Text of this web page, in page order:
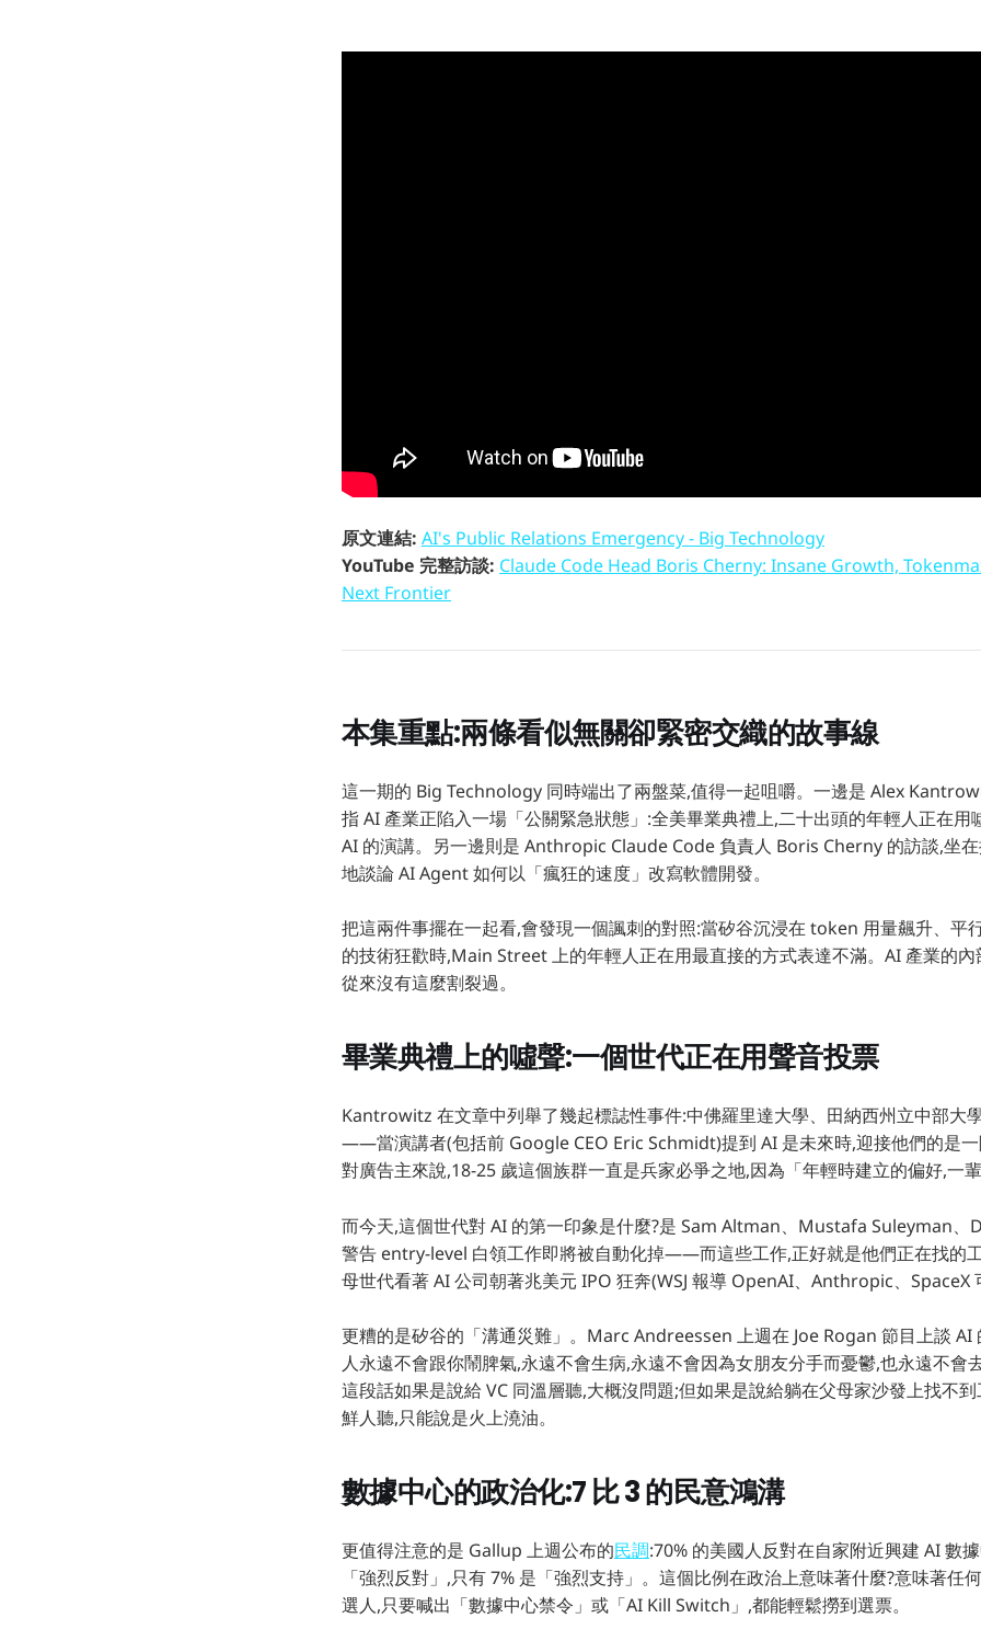
原文連結: AI's Public Relations Emergency - Big Technology
YouTube 完整訪談: Claude Code Head Boris Cherny: Insane Growth,
Next Frontier
本集重點:兩條看似無關卻緊密交織的故事線
這一期的 Big Technology 同時端出了兩盤菜,值得一起咀嚼。一邊是 Alex
指 AI 產業正陷入一場「公關緊急狀態」:全美畢業典禮上,二十出頭的年輕人正在用
AI 的演講。另一邊則是 Anthropic Claude Code 負責人 Boris Cherny 的訪談,坐
地談論 AI Agent 如何以「瘋狂的速度」改寫軟體開發。
把這兩件事擺在一起看,會發現一個諷刺的對照:當矽谷沉浸在 token 用量飆升、平
的技術狂歡時,Main Street 上的年輕人正在用最直接的方式表達不滿。AI 產業的內
從來沒有這麼割裂過。
畢業典禮上的噓聲:一個世代正在用聲音投票
Kantrowitz 在文章中列舉了幾起標誌性事件:中佛羅里達大學、田納西州立中部大
——當演講者(包括前 Google CEO Eric Schmidt)提到 AI 是未來時,迎接他們的是一
對廣告主來說,18-25 歲這個族群一直是兵家必爭之地,因為「年輕時建立的偏好,一輩
而今天,這個世代對 AI 的第一印象是什麼?是 Sam Altman、Mustafa Suleyman
警告 entry-level 白領工作即將被自動化掉——而這些工作,正好就是他們正在找的
母世代看著 AI 公司朝著兆美元 IPO 狂奔(WSJ 報導 OpenAI、Anthropic、SpaceX
更糟的是矽谷的「溝通災難」。Marc Andreessen 上週在 Joe Rogan 節目上談 AI
人永遠不會跟你鬧脾氣,永遠不會生病,永遠不會因為女朋友分手而憂鬱,也永遠不
這段話如果是說給 VC 同溫層聽,大概沒問題;但如果是說給躺在父母家沙發上找不
鮮人聽,只能說是火上澆油。
數據中心的政治化:7 比 3 的民意鴻溝
更值得注意的是 Gallup 上週公布的民調:70% 的美國人反對在自家附近興建 AI 數
「強烈反對」,只有 7% 是「強烈支持」。這個比例在政治上意味著什麼?意味著任
選人,只要喊出「數據中心禁令」或「AI Kill Switch」,都能輕鬆撈到選票。